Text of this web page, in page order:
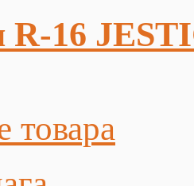
R-16
товара